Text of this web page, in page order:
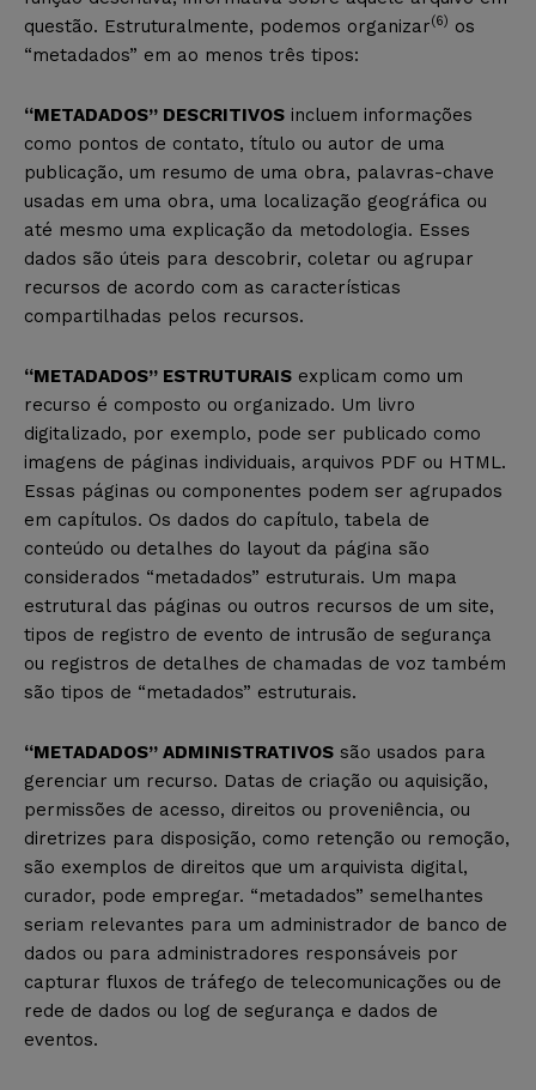
questão. Estruturalmente, podemos organizar(6) os
“metadados” em ao menos três tipos:
“METADADOS” DESCRITIVOS incluem informações
como pontos de contato, título ou autor de uma
publicação, um resumo de uma obra, palavras-chave
usadas em uma obra, uma localização geográfica ou
até mesmo uma explicação da metodologia. Esses
dados são úteis para descobrir, coletar ou agrupar
recursos de acordo com as características
compartilhadas pelos recursos.
“METADADOS” ESTRUTURAIS explicam como um
recurso é composto ou organizado. Um livro
digitalizado, por exemplo, pode ser publicado como
imagens de páginas individuais, arquivos PDF ou HTML.
Essas páginas ou componentes podem ser agrupados
em capítulos. Os dados do capítulo, tabela de
conteúdo ou detalhes do layout da página são
considerados “metadados” estruturais. Um mapa
estrutural das páginas ou outros recursos de um site,
tipos de registro de evento de intrusão de segurança
ou registros de detalhes de chamadas de voz também
são tipos de “metadados” estruturais.
“METADADOS” ADMINISTRATIVOS são usados ​​para
gerenciar um recurso. Datas de criação ou aquisição,
permissões de acesso, direitos ou proveniência, ou
diretrizes para disposição, como retenção ou remoção,
são exemplos de direitos que um arquivista digital,
curador, pode empregar. “metadados” semelhantes
seriam relevantes para um administrador de banco de
dados ou para administradores responsáveis ​​por
capturar fluxos de tráfego de telecomunicações ou de
rede de dados ou log de segurança e dados de
eventos.